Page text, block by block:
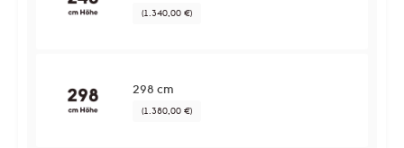
(1.340,00 €)
298 cm
(1.380,00 €)